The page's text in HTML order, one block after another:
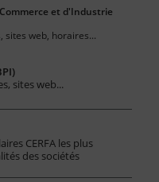
et d'Industrie
sites web, horaires...
sites web...
CERFA les plus
des sociétés